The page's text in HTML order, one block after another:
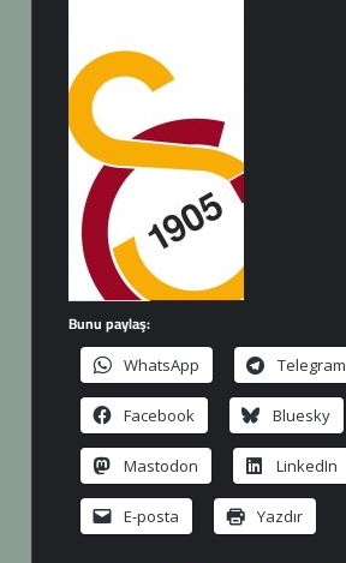
Bunu paylaş:
WhatsApp Telegram
Facebook Bluesky
Mastodon LinkedIn
E-posta Yazdır